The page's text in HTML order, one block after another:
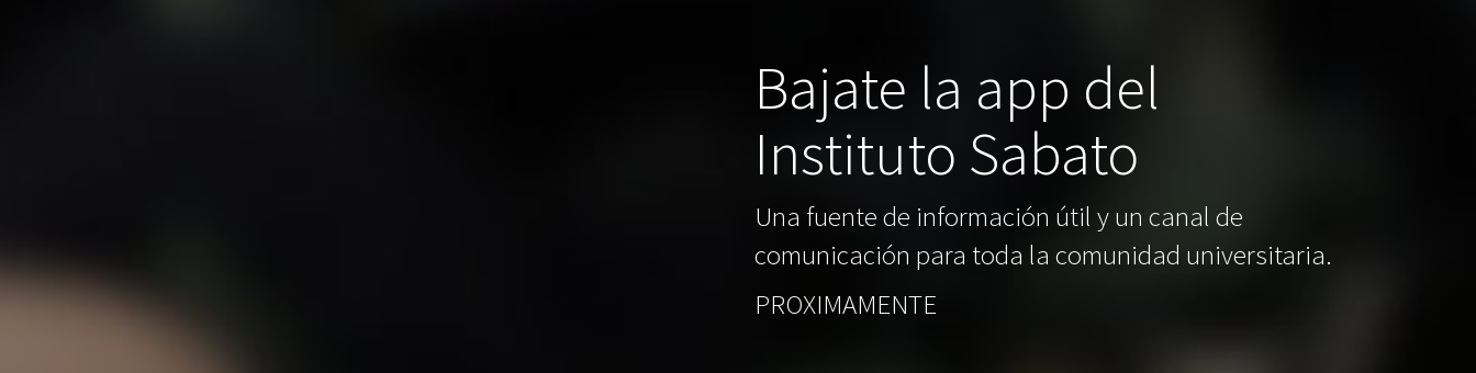
Bajate la app del
Instituto Sabato
Una fuente de información útil y un canal de
comunicación para toda la comunidad universitaria.
PROXIMAMENTE